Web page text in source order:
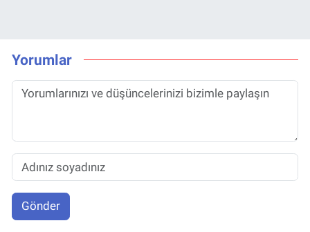
Yorumlar
Gönder